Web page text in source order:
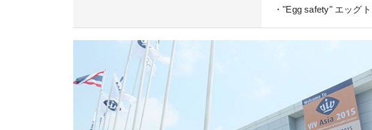
・"Egg safety" エッグ